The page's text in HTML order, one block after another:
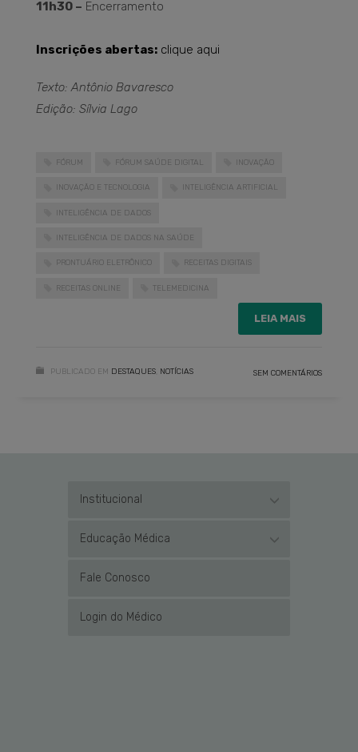
11h30 – Encerramento
Inscrições abertas: clique aqui
Texto: Antônio Bavaresco
Edição: Sílvia Lago
FÓRUM FÓRUM SAÚDE DIGITAL INOVAÇÃO
INOVAÇÃO E TECNOLOGIA INTELIGÊNCIA ARTIFICIAL
INTELIGÊNCIA DE DADOS
INTELIGÊNCIA DE DADOS NA SAÚDE
PRONTUÁRIO ELETRÔNICO RECEITAS DIGITAIS
RECEITAS ONLINE TELEMEDICINA
LEIA MAIS
PUBLICADO EM DESTAQUES NOTÍCIAS SEM COMENTÁRIOS
Institucional
Educação Médica
Fale Conosco
Login do Médico